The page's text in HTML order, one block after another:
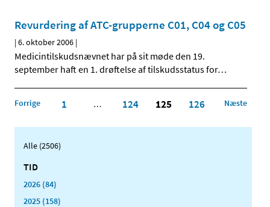
Revurdering af ATC-grupperne C01, C04 og C05
|6. oktober 2006 |
Medicintilskudsnævnet har på sit møde den 19.
september haft en 1. drøftelse af tilskudsstatus for…
Forrige 1 … 124 125 126 Næste
Alle (2506)
TID
2026 (84)
2025 (158)